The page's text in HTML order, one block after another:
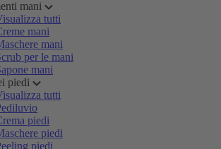
mani
tutti
mani
mani
per le mani
mani
piedi
tutti
piedi
piedi
piedi